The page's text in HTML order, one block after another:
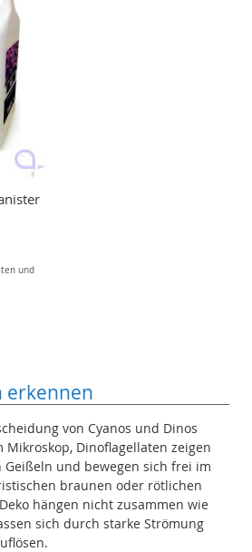
und
erkennen
von Cyanos und Dinos
Dinoflagellaten zeigen
und bewegen sich frei im
braunen oder rötlichen
hängen nicht zusammen wie
sich durch starke Strömung